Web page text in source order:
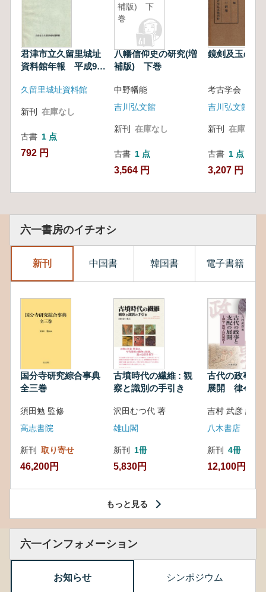
君津市立久留里城址
資料館年報 平成9年
久留里城址資料館
新刊 在庫なし
古書 1 点
792 円
補版) 下
巻
八幡信仰史の研究(増
補版) 下巻
中野幡能
吉川弘文館
新刊 在庫なし
古書 1 点
3,564 円
鏡剣及玉の研
考古学会
吉川弘文館
新刊 在庫なし
古書 1 点
3,207 円
六一書房のイチオシ
新刊 中国書 韓国書 電子書籍
国分寺研究綜合事典
全三巻
須田勉 監修
高志書院
新刊 取り寄せ
46,200円
古墳時代の繊維 : 観
察と識別の手引き
沢田むつ代 著
雄山閣
新刊 1冊
5,830円
古代の政事と
展開 律令・
吉村 武彦 編集
八木書店
新刊 4冊
12,100円
もっと見る
六一インフォメーション
お知らせ シンポジウム